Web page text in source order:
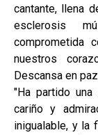
cantante, llena
esclerosis
comprometida
nuestros
Descansa en
"Ha partido
cariño y
inigualable, y la